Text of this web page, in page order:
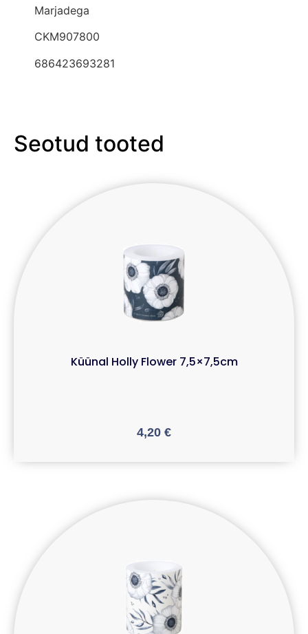
Marjadega
CKM907800
686423693281
Seotud tooted
Küünal Holly Flower 7,5×7,5cm
4,20 €